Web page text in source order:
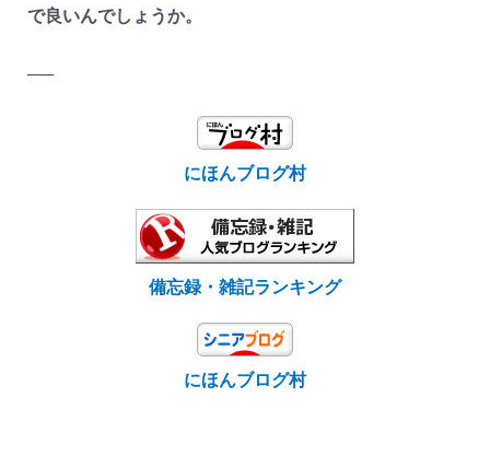
で良いんでしょうか。
—–
にほんブログ村
備忘録・雑記ランキング
にほんブログ村